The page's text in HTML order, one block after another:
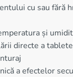
cu sau fără
și
directe a
a efectelor